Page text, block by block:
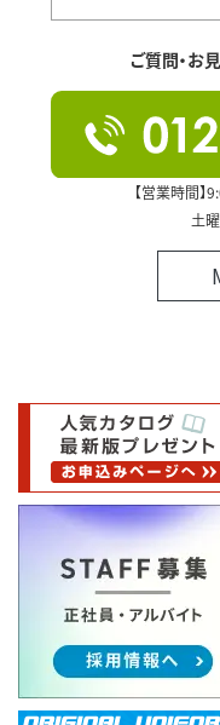
ご質問・お
【営業時間】
土